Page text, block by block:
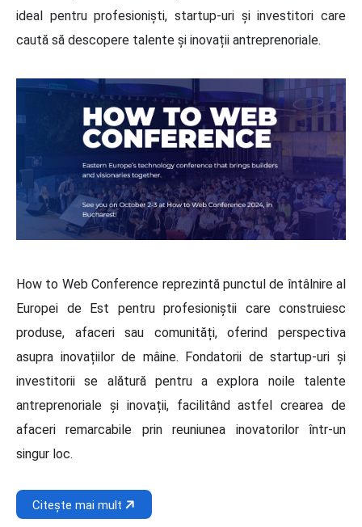
ideal pentru profesioniști, startup-uri și investitori care
caută să descopere talente și inovații antreprenoriale.
How to Web Conference reprezintă punctul de întâlnire al
Europei de Est pentru profesioniștii care construiesc
produse, afaceri sau comunități, oferind perspectiva
asupra inovațiilor de mâine. Fondatorii de startup-uri și
investitorii se alătură pentru a explora noile talente
antreprenoriale și inovații, facilitând astfel crearea de
afaceri remarcabile prin reuniunea inovatorilor într-un
singur loc.
Citește mai mult